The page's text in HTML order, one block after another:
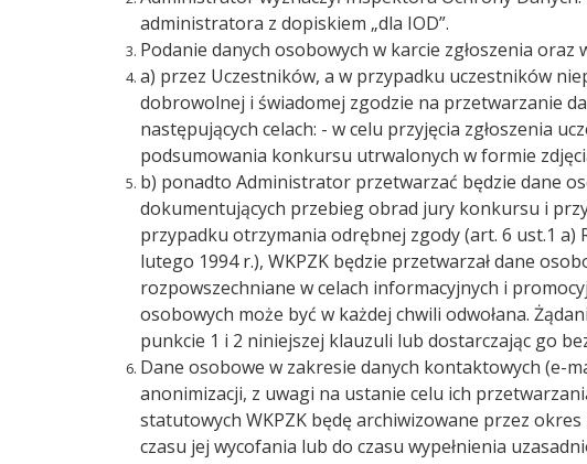
administratora z dopiskiem „dla IOD”.
Podanie danych osobowych w karcie zgłoszenia oraz
a) przez Uczestników, a w przypadku uczestników
dobrowolnej i świadomej zgodzie na przetwarzanie
następujących celach: - w celu przyjęcia zgłoszenia
podsumowania konkursu utrwalonych w formie
b) ponadto Administrator przetwarzać będzie dane
dokumentujących przebieg obrad jury konkursu i
przypadku otrzymania odrębnej zgody (art. 6 ust.1 a)
lutego 1994 r.), WKPZK będzie przetwarzał dane
rozpowszechniane w celach informacyjnych i
osobowych może być w każdej chwili odwołana.
punkcie 1 i 2 niniejszej klauzuli lub dostarczając go
Dane osobowe w zakresie danych kontaktowych (e-
anonimizacji, z uwagi na ustanie celu ich
statutowych WKPZK będę archiwizowane przez
czasu jej wycofania lub do czasu wypełnienia